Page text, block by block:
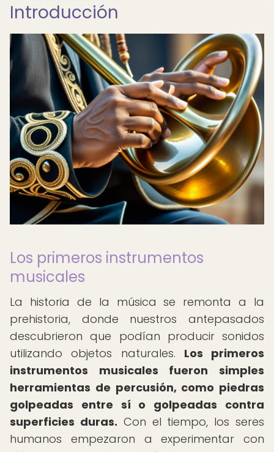
Introducción
Los primeros instrumentos
musicales
La historia de la música se remonta a la
prehistoria, donde nuestros antepasados
descubrieron que podían producir sonidos
utilizando objetos naturales. Los primeros
instrumentos musicales fueron simples
herramientas de percusión, como piedras
golpeadas entre sí o golpeadas contra
superficies duras. Con el tiempo, los seres
humanos empezaron a experimentar con